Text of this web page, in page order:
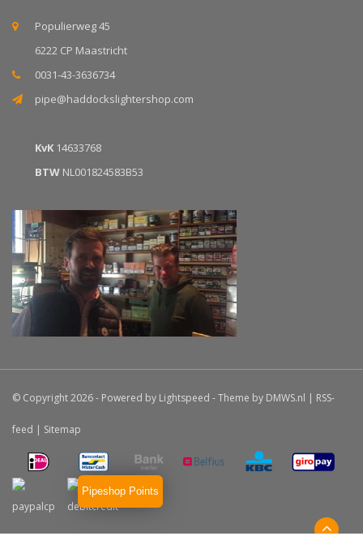
Populierweg 45
6222 CP Maastricht
0031-43-3636734
pipe@haddockslightershop.com
KvK 14633768
BTW NL001824583B53
© Copyright 2026 - Powered by Lightspeed - Theme by DMWS.nl | RSS-
feed | Sitemap
Haddocks9.5/10-19beoordelingen opKlanten Zeggen
Pipeshop Points